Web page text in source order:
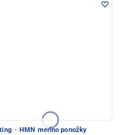
· HMN merino ponožky